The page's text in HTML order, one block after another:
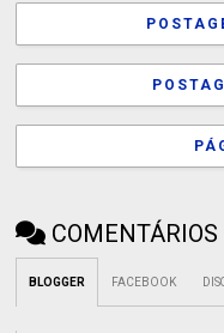
COMENTÁRIOS
BLOGGER FACEBOOK